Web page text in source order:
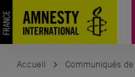
Aller
au
contenu
Accueil
Communiqués